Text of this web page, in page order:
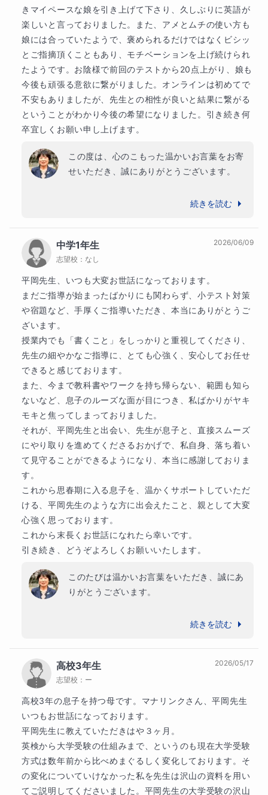
◆授業の流れ◆
生徒さまとのコミュニケーションを大切にします。ま
た生徒さまが主体的に学び、伸ばせるようサポートし
ています。
リスニングや速読、英単語テストのウォーミングアッ
プで頭を柔らかく、集中力とテンポを上げながら、本
日のターゲット攻略をしっかり演習します。発音や語
彙や文法などの基礎力の定着を図り、四技能をバラン
スよく伸ばすことを重視しています。
日々心して指導を積み重ね、生徒さんの進路達成へと
つなげてまいりました。
4技能をバランス良く伸ばし、一生役に立つ英語力を身
につけましょう。
◆自己紹介◆
20代の頃石油プラント会社に勤務。海外研修生の受け
入れ業務を担当しました。中近東、東南アジア、欧米
など20ヶ国の研修生全員と英語でコミュニケーション
をとりました。アラビア語などの母国語だけでなく英
語を流ちょうに使い海外の会社で一年間研修をする外
国人の語学力にショックを受けたことが英語教育に目
覚めたきっかけです。
退職後は
2000年～2011年　公文教室にて小学生から中学生ま
での英国数の指導
2005年～2012年　神奈川県の公立中学校で非常勤講
2013年～2025年　私立高校で非常勤講師、特任講
師、専任講師として高校生の英語を指導、　　副担
して保護者対応や悩みを抱えた生徒のサポートも豊富
に経験しています。
そして私自身、難関校（麻布学園）から東大に進学し
た息子の母親でもあり、日能研、鉄緑会のことや難関
校、難関大学（アカデミックなこと、体育会のこと）
のオモシロさも保護者の側から経験しました。
だからこそ、学習や進路の悩みに寄り添った指導が強
みです。生徒一人ひとりの理解度や個性に合わせた丁
公文国際学園中等部
中堅校
桜美林中学校
その他
横浜創英中学校
専門学校
その他
グレッグ外語専門学校横浜校
アイム湘南理容美容専門学校
カワイ音楽学園
きマイペースな娘を引き上げて下さり、久しぶりに英語が
楽しいと言っておりました。また、アメとムチの使い方も
娘には合っていたようで、褒められるだけではなくビシッ
とご指摘頂くこともあり、モチベーションを上げ続けられ
たようです。お陰様で前回のテストから20点上がり、娘も
今後も頑張る意欲に繋がりました。オンラインは初めてで
不安もありましたが、先生との相性が良いと結果に繋がる
ということがわかり今後の希望になりました。引き続き何
卒宜しくお願い申し上げます。
この度は、心のこもった温かいお言葉をお寄
せいただき、誠にありがとうございます。
集団塾で思うように結果が出ず、自信をなく
「英語が楽しい」と感じていただけたことを
大変嬉しく思っております。点数が20点向上
したことも素晴らしい成果ですが、それ以上
に、前向きな気持ちを取り戻されたことが何
よりの成長だと感じております。
こその結果です。私はその力を少し後押しさ
せていただいただけに過ぎません。
オンライン授業に不安もおありだった中でお
任せいただき、心より感謝申し上げます。今
後も一人ひとりの個性に寄り添いながら、確
実な力につながる指導を心がけてまいりま
す。
す。
続きを読む
中学1年生
志望校： なし
2026/06/09
平岡先生、いつも大変お世話になっております。
まだご指導が始まったばかりにも関わらず、小テスト対策
や宿題など、手厚くご指導いただき、本当にありがとうご
ざいます。
授業内でも「書くこと」をしっかりと重視してくださり、
先生の細やかなご指導に、とても心強く、安心してお任せ
できると感じております。
また、今まで教科書やワークを持ち帰らない、範囲も知ら
ないなど、息子のルーズな面が目につき、私ばかりがヤキ
モキと焦ってしまっておりました。
それが、平岡先生と出会い、先生が息子と、直接スムーズ
にやり取りを進めてくださるおかげで、私自身、落ち着い
て見守ることができるようになり、本当に感謝しておりま
す。
これから思春期に入る息子を、温かくサポートしていただ
ける、平岡先生のような方に出会えたこと、親として大変
心強く思っております。
これから末長くお世話になれたら幸いです。
引き続き、どうぞよろしくお願いいたします。
このたびは温かいお言葉をいただき、誠にあ
りがとうございます。
ご子息が授業や宿題に前向きに取り組んでく
ムが整いつつあるのだと思います。私自身
も、学校の学習状況やテスト日程を確認しな
がら、ご本人と直接やり取りできる環境を大
切にし、一歩ずつ自立した学習習慣につなが
るようサポートしてまいります。
また、保護者様に安心して見守っていただけ
ているとのお言葉を頂戴し、大変うれしく思
います。思春期のお子さまとの学習は、ご家
庭と講師が連携しながら進めていくことが何
続きを読む
高校3年生
志望校： ー
2026/05/17
高校3年の息子を持つ母です。マナリンクさん、平岡先生
いつもお世話になっております。
平岡先生に教えていただきはや３ヶ月。
英検から大学受験の仕組みまで、というのも現在大学受験
方式は数年前から比べめまぐるしく変化しております。そ
の変化についていけなかった私を先生は沢山の資料を用い
てご説明してくださいました。平岡先生の大学受験の沢山